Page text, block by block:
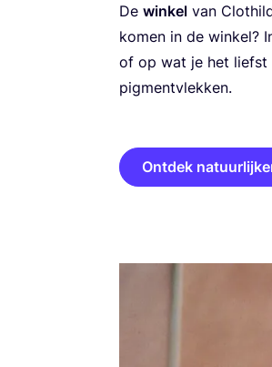
De win­kel van
komen in de win­kel?
of op wat je het liefst
pig­ment­vlek­ken.
Ontdek